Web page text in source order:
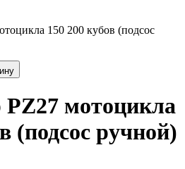
150 200 кубов (подсос
мотоцикла
(подсос ручной)